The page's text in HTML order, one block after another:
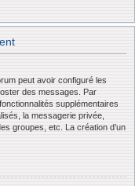
peut avoir configuré les
des messages. Par
supplémentaires
la messagerie privée,
groupes, etc. La création d’un